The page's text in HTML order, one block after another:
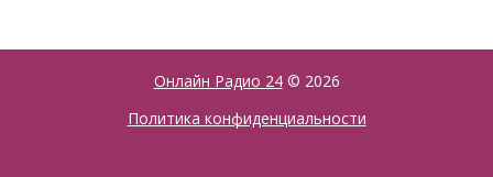
Онлайн Радио 24© 2026
Политика конфиденциальности